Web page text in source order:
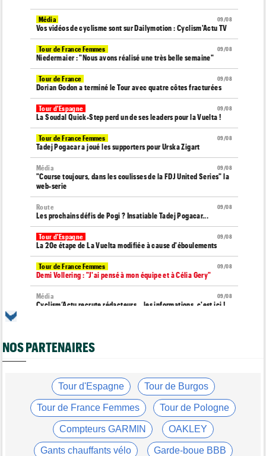
09/08
Média
Vos vidéos de cyclisme sont sur Dailymotion : Cyclism'Actu TV
09/08
Tour de France Femmes
Niedermaier : "Nous avons réalisé une très belle semaine"
09/08
Tour de France
Dorian Godon a terminé le Tour avec quatre côtes fracturées
09/08
Tour d'Espagne
La Soudal Quick-Step perd un de ses leaders pour la Vuelta !
09/08
Tour de France Femmes
Tadej Pogacar a joué les supporters pour Urska Zigart
09/08
Média
"Course toujours, dans les coulisses de la FDJ United Series" la
web-serie
09/08
Route
Les prochains défis de Pogi ? Insatiable Tadej Pogacar...
09/08
Tour d'Espagne
La 20e étape de La Vuelta modifiée à cause d'éboulements
09/08
Tour de France Femmes
Demi Vollering : "J'ai pensé à mon équipe et à Célia Gery"
09/08
Média
Cyclism’Actu recrute rédacteurs… les informations, c'est ici !
août prochain
Tour de France Femmes
Vollering : "Niewiadoma ? Si elle parle de fair-play..."
Tour d'Espagne
Primoz Roglic pourrait manquer La Vuelta... pas remis de sa
chute
NOS PARTENAIRES
Tour d'Espagne Tour de Burgos
Tour de France Femmes Tour de Pologne
Compteurs GARMIN OAKLEY
Gants chauffants vélo Garde-boue BBB